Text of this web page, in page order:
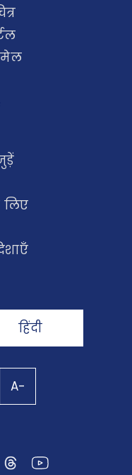
लिए
हिंदी
A-